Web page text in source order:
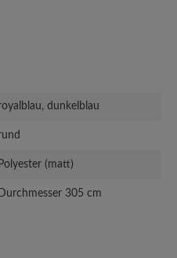
dunkelblau
Polyester (matt)
Durchmesser 305 cm